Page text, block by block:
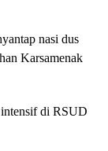
nasi dus
Karsamenak
intensif di RSUD